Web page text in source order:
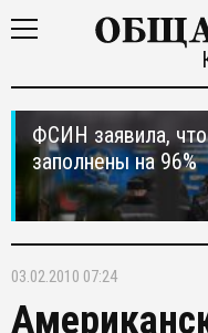
ФСИН заявила,
заполнены на 96%
03.02.2010 07:24